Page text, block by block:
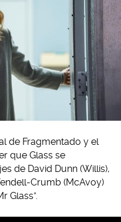
de Fragmentado y el
que Glass se
de David Dunn (Willis),
Crumb (McAvoy)
Glass”.